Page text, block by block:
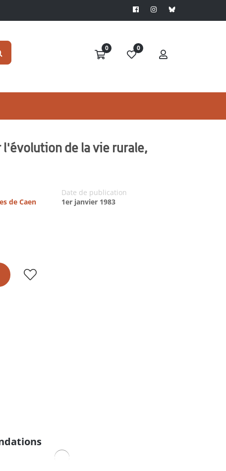
0 0
l'évolution de la vie rurale,
de Caen
Date de publication
1er janvier 1983